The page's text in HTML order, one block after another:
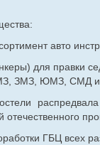
авто
для правки
ЗМЗ, ЮМЗ, СМД и
отечественного
ГБЦ всех